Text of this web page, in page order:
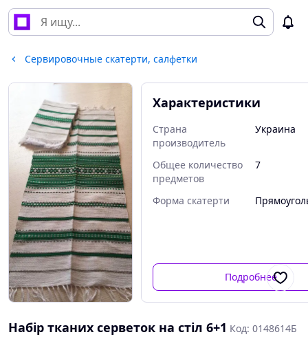
Сервировочные скатерти, салфетки
Характеристики
Страна
производитель
Украина
Общее количество
предметов
7
Форма скатерти
Подробнее
Набір тканих серветок на стіл 6+1 Код: 0148614Б